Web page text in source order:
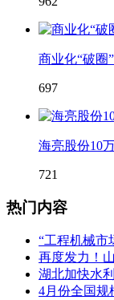
商业化“破圈
697
海亮股份10
721
热门内容
“工程机械市
再度发力！
湖北加快水
4月份全国规